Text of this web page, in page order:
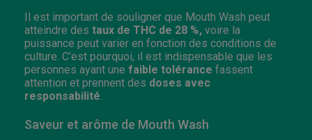
Il est important de souligner que Mouth Wash peut
atteindre des taux de THC de 28 %, voire la
puissance peut varier en fonction des conditions de
culture. C’est pourquoi, il est indispensable que les
personnes ayant une faible tolérance fassent
attention et prennent des doses avec
responsabilité
Saveur et arôme de Mouth Wash